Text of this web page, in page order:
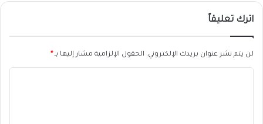
اترك تعليقاً
لن يتم نشر عنوان بريدك الإلكتروني. الحقول الإلزامية مشار إليها بـ*